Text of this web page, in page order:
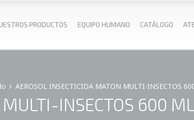
PRODUCTOS EQUIPO HUMANO CATÁLOGO
AEROSOL INSECTICIDA MATON MULTI-INSECTOS
INSECTOS 600